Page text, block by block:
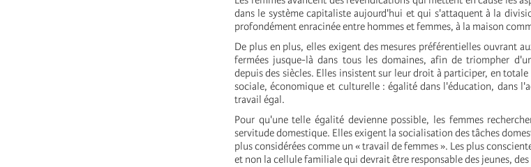
dans le système capitaliste aujourd'hui et qui s'attaquent à la
profondément enracinée entre hommes et femmes, à la maison
De plus en plus, elles exigent des mesures préférentielles ouvrant
fermées jusque-là dans tous les domaines, afin de triompher
depuis des siècles. Elles insistent sur leur droit à participer, en
sociale, économique et culturelle : égalité dans l'éducation, dans
travail égal.
Pour qu'une telle égalité devienne possible, les femmes
servitude domestique. Elles exigent la socialisation des tâches
plus considérées comme un « travail de femmes ». Les plus
et non la cellule familiale qui devrait être responsable des jeunes, des